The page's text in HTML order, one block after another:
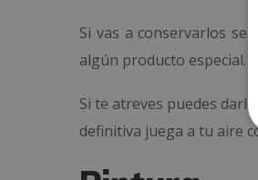
Si vas a conservarlos
algún producto especial.
Si te atreves puedes
definitiva juega a tu aire